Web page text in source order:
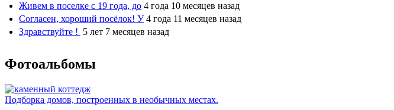
Живем в поселке с 19 года, до 4 года 10 месяцев назад
Согласен, хороший посёлок! У 4 года 11 месяцев назад
Здравствуйте ! 5 лет 7 месяцев назад
Фотоальбомы
Подборка домов, построенных в необычных местах.